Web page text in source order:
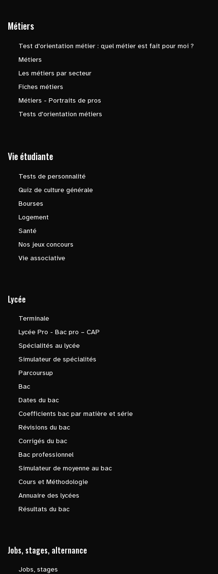
Métiers
Test d'orientation métier : quel métier est fait pour moi ?
Métiers
Les métiers par secteur
Fiches métiers
Métiers - Portraits de pros
Tests d'orientation métiers
Vie étudiante
Tests de personnalité
Quiz de culture générale
Bourses
Logement
Santé
Nos jeux concours
Vie associative
Lycée
Terminale
Lycée Pro - Bac pro – CAP
Spécialités au lycée
Simulateur de spécialités
Parcoursup
Bac
Dates du bac
Coefficients bac par matière et série
Révisions du bac
Corrigés du bac
Bac professionnel
Simulateur de moyenne au bac
Cours et Méthodologie
Annuaire des lycées
Résultats du bac
Jobs, stages, alternance
Jobs, stages